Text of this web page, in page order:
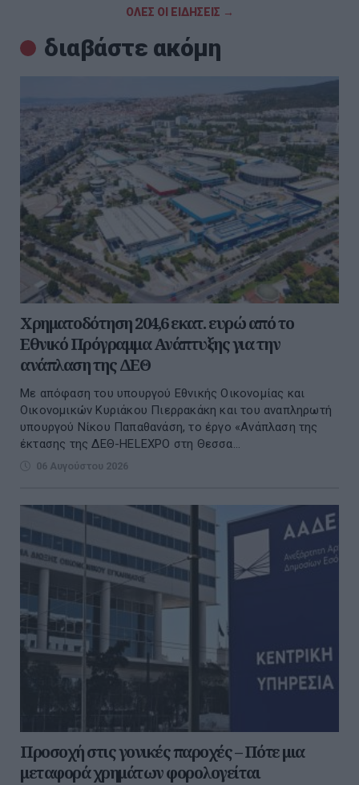
ΟΛΕΣ ΟΙ ΕΙΔΗΣΕΙΣ →
διαβάστε ακόμη
Χρηματοδότηση 204,6 εκατ. ευρώ από το
Εθνικό Πρόγραμμα Ανάπτυξης για την
ανάπλαση της ΔΕΘ
Με απόφαση του υπουργού Εθνικής Οικονομίας και
Οικονομικών Κυριάκου Πιερρακάκη και του αναπληρωτή
υπουργού Νίκου Παπαθανάση, το έργο «Ανάπλαση της
έκτασης της ΔΕΘ-HELEXPO στη Θεσσα...
06 Αυγούστου 2026
Προσοχή στις γονικές παροχές – Πότε μια
μεταφορά χρημάτων φορολογείται